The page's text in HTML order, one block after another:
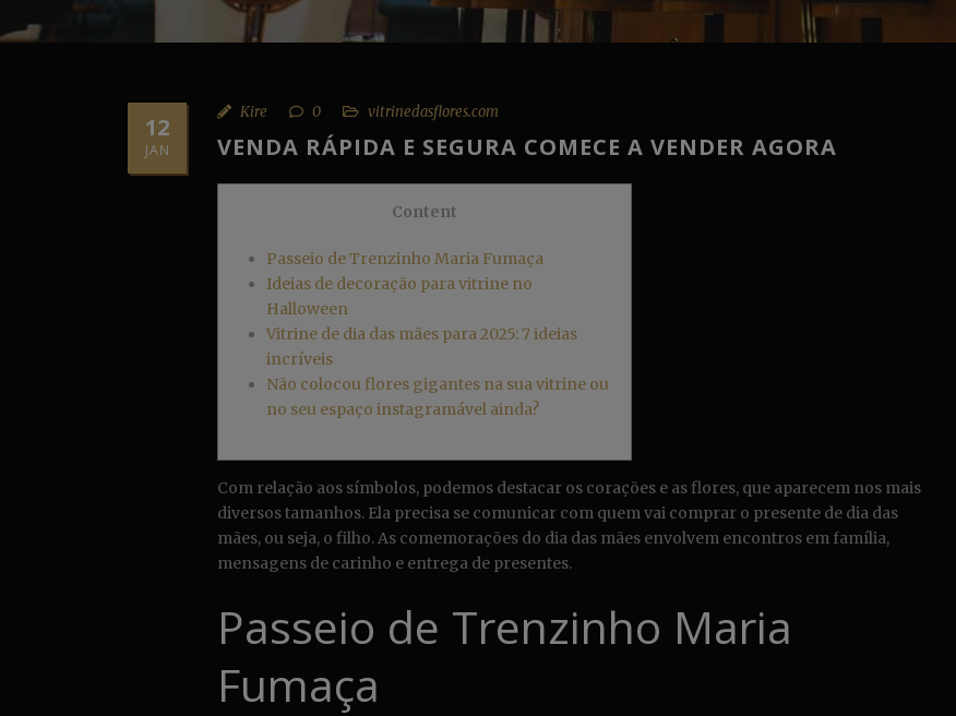
12
JAN
Kire 0 vitrinedasflores.com
VENDA RÁPIDA E SEGURA COMECE A VENDER AGORA
Content
Passeio de Trenzinho Maria Fumaça
Ideias de decoração para vitrine no
Halloween
Vitrine de dia das mães para 2025: 7 ideias
incríveis
Não colocou flores gigantes na sua vitrine ou
no seu espaço instagramável ainda?
Com relação aos símbolos, podemos destacar os corações e as flores, que aparecem nos mais
diversos tamanhos. Ela precisa se comunicar com quem vai comprar o presente de dia das
mães, ou seja, o filho. As comemorações do dia das mães envolvem encontros em família,
mensagens de carinho e entrega de presentes.
Passeio de Trenzinho Maria
Fumaça